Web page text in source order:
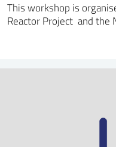
This workshop is
Reactor Project and the